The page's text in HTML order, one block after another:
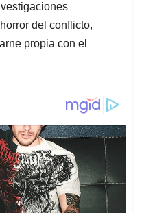
del conflicto,
propia con el